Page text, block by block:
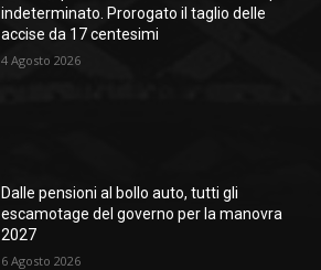
indeterminato. Prorogato il taglio delle
accise da 17 centesimi
4 Agosto 2026
Dalle pensioni al bollo auto, tutti gli
escamotage del governo per la manovra
2027
6 Agosto 2026